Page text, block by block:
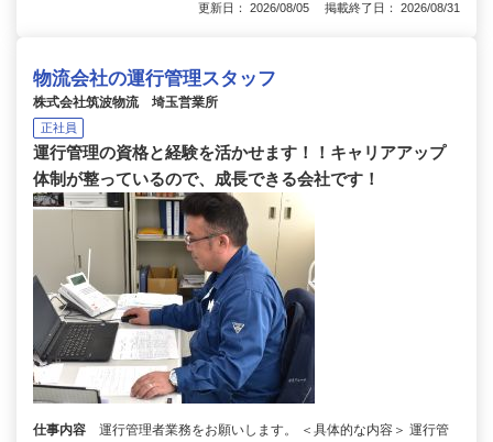
更新日： 2026/08/05 掲載終了日： 2026/08/31
物流会社の運行管理スタッフ
株式会社筑波物流 埼玉営業所
正社員
運行管理の資格と経験を活かせます！！キャリアアップ
体制が整っているので、成長できる会社です！
仕事内容
運行管理者業務をお願いします。 ＜具体的な内容＞ 運行管